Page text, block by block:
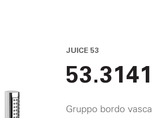
JUICE 53
Gruppo bordo